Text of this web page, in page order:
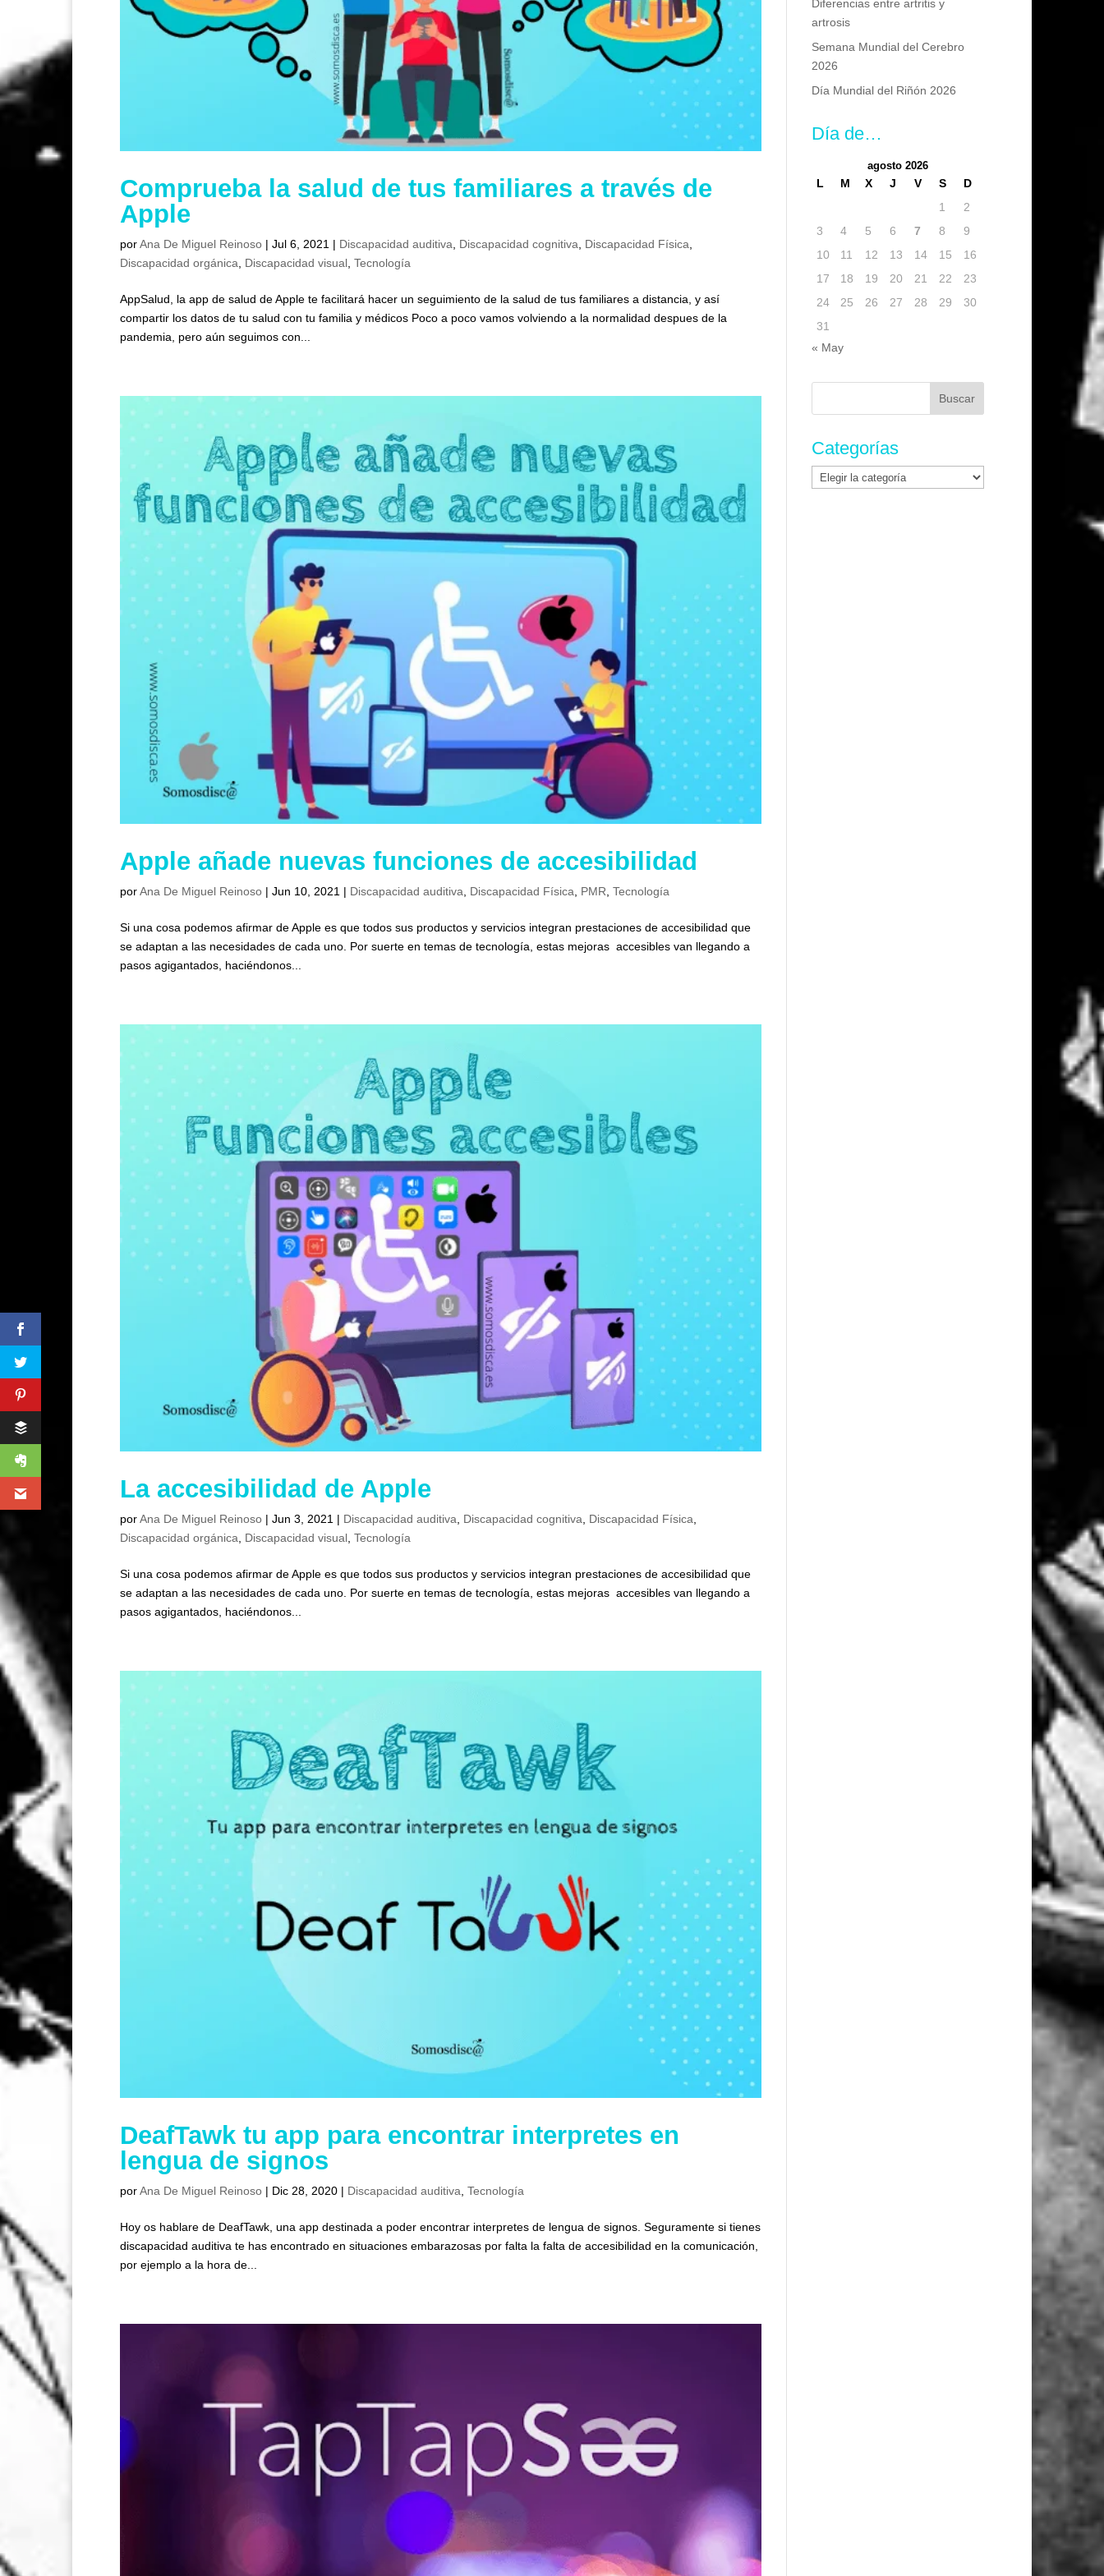
Comprueba la salud de tus familiares a través de
Apple
porAna De Miguel Reinoso |Jul 6, 2021 | Discapacidad auditiva, Discapacidad cognitiva, Discapacidad Física,
Discapacidad orgánica, Discapacidad visual,Tecnología
AppSalud, la app de salud de Apple te facilitará hacer un seguimiento de la salud de tus familiares a distancia, y así
compartir los datos de tu salud con tu familia y médicos Poco a poco vamos volviendo a la normalidad despues de la
pandemia, pero aún seguimos con...
Apple añade nuevas funciones de accesibilidad
porAna De Miguel Reinoso |Jun 10, 2021 | Discapacidad auditiva Discapacidad Física PMR ,Tecnología
Si una cosa podemos afirmar de Apple es que todos sus productos y servicios integran prestaciones de accesibilidad que
se adaptan a las necesidades de cada uno. Por suerte en temas de tecnología, estas mejoras accesibles van llegando a
pasos agigantados, haciéndonos...
La accesibilidad de Apple
porAna De Miguel Reinoso |Jun 3, 2021 | Discapacidad auditiva Discapacidad cognitiva Discapacidad Física
Discapacidad orgánica
Discapacidad visual ,Tecnología
Si una cosa podemos afirmar de Apple es que todos sus productos y servicios integran prestaciones de accesibilidad que
se adaptan a las necesidades de cada uno. Por suerte en temas de tecnología, estas mejoras accesibles van llegando a
pasos agigantados, haciéndonos...
DeafTawk tu app para encontrar interpretes en
lengua de signos
porAna De Miguel Reinoso | Dic 28, 2020 | Discapacidad auditiva,Tecnología
Hoy os hablare de DeafTawk, una app destinada a poder encontrar interpretes de lengua de signos. Seguramente si tienes
discapacidad auditiva te has encontrado en situaciones embarazosas por falta la falta de accesibilidad en la comunicación,
por ejemplo a la hora de...
Diferencias entre artritis y
artrosis
Semana Mundial del Cerebro
2026
Día Mundial del Riñón 2026
Día de…
agosto 2026
L M X J V S
D
1
2
3
4 5 6 7 8
9
10
11 12 13 14 15
16
17
18 19 20 21 22
23
24
25 26 27 28 29
30
31
« May
Buscar:
Categorías
Categorías